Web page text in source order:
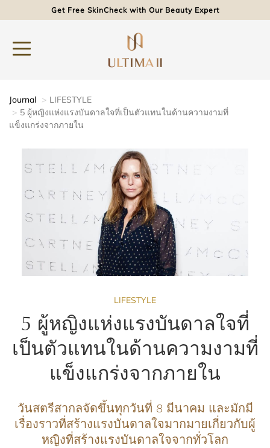
Get Free SkinCheck with Our Beauty Expert
Journal
LIFESTYLE
5 ผู้หญิงแห่งแรงบันดาลใจที่เป็นตัวแทนในด้านความงามที่
แข็งแกร่งจากภายใน
LIFESTYLE
5 ผู้หญิงแห่งแรงบันดาลใจที่
เป็นตัวแทนในด้านความงามที่
แข็งแกร่งจากภายใน
วันสตรีสากลจัดขึ้นทุกวันที่ 8 มีนาคม และมักมี
เรื่องราวที่สร้างแรงบันดาลใจมากมายเกี่ยวกับผู้
หญิงที่สร้างแรงบันดาลใจจากทั่วโลก